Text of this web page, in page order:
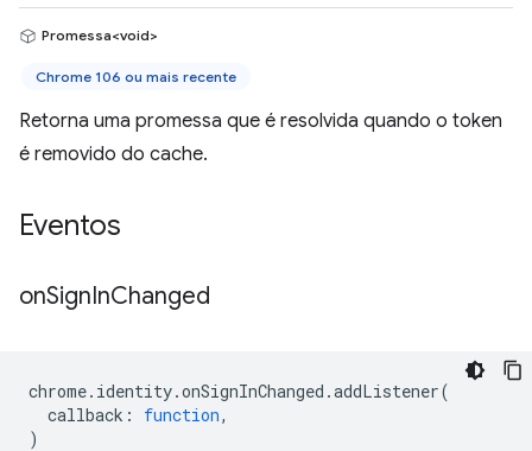
Promessa<void>
Chrome 106 ou mais recente
Retorna uma promessa que é resolvida quando o token
é removido do cache.
Eventos
onSignInChanged
chrome. identity.onSignInChanged .addListener(
callback : function,
)